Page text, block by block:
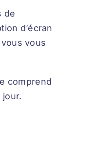
de
d’écran
vous
comprend
jour.